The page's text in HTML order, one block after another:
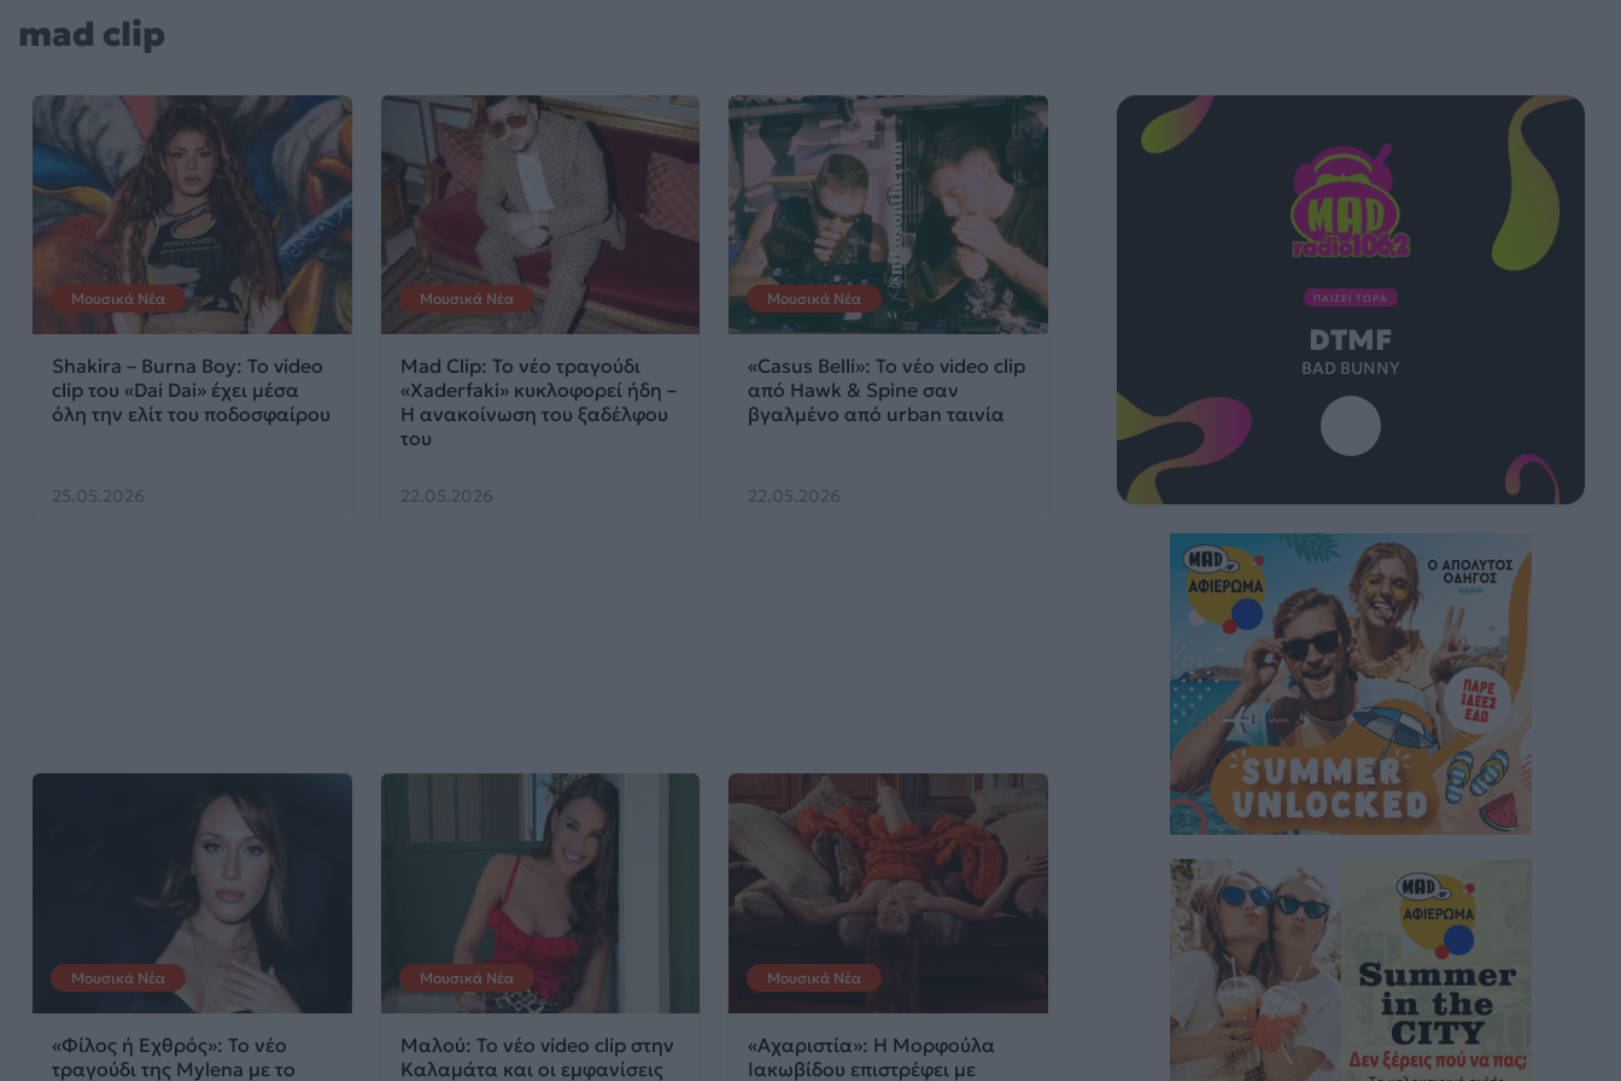
mad clip
Μουσικά Νέα
Shakira – Burna Boy: Το video
clip του «Dai Dai» έχει μέσα
όλη την ελίτ του ποδοσφαίρου
25.05.2026
Μουσικά Νέα
Mad Clip: Το νέο τραγούδι
«Xaderfaki» κυκλοφορεί ήδη –
Η ανακοίνωση του ξαδέλφου
του
22.05.2026
Μουσικά Νέα
«Casus Belli»: Το νέο video clip
από Hawk & Spine σαν
βγαλμένο από urban ταινία
22.05.2026
Μουσικά Νέα
«Φίλος ή Εχθρός»: Το νέο
τραγούδι της Mylena με το
Μουσικά Νέα
Μαλού: Το νέο video clip στην
Καλαμάτα και οι εμφανίσεις
Μουσικά Νέα
«Αχαριστία»: Η Μορφούλα
Ιακωβίδου επιστρέφει με
ΠΑΙΖΕΙ ΤΩΡΑ
DTMF
BAD BUNNY